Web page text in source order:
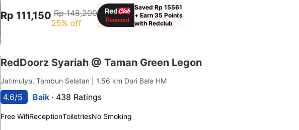
Rp 111,150 Rp 148,200
25% off
Saved Rp 15561
+ Earn 35 Points
with Redclub
RedDoorz Syariah @ Taman Green Legon
Jatimulya, Tambun Selatan | 1.56 km Dari Bale HM
4.6/5 Baik · 438 Ratings
Free WifiReceptionToiletriesNo Smoking